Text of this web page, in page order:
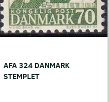
AFA 324 DANMARK
STEMPLET